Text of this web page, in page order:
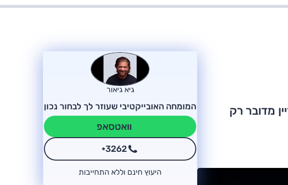
מדובר רק
גיא גיאור
המומחה האובייקטיבי שעוזר לך לבחור נכון
וואטסאפ
*3262
היעוץ חינם וללא התחייבות